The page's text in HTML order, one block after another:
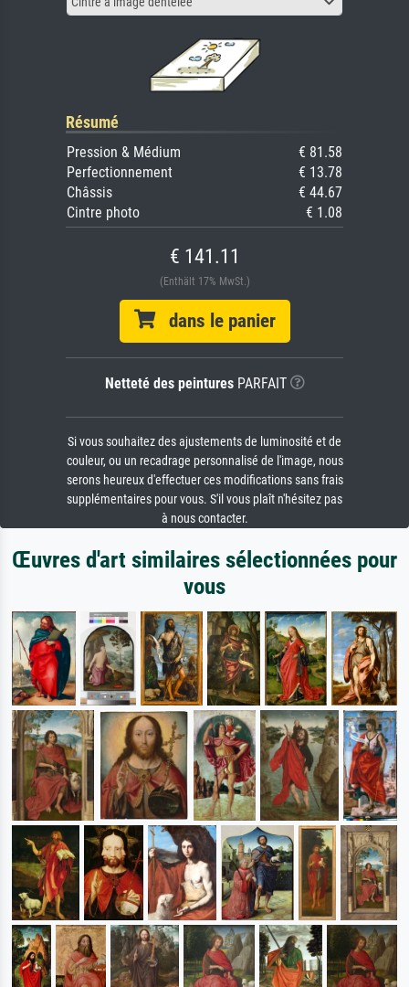
Résumé
Pression & Médium
€ 81.58
Perfectionnement
€ 13.78
Châssis
€ 44.67
Cintre photo
€ 1.08
€ 141.11
(Enthält 17% MwSt.)
dans le panier
Netteté des peinturesPARFAIT
Si vous souhaitez des ajustements de luminosité et de
couleur, ou un recadrage personnalisé de l'image, nous
serons heureux d'effectuer ces modifications sans frais
supplémentaires pour vous. S'il vous plaît n'hésitez pas
à nous contacter.
Œuvres d'art similaires sélectionnées pour
vous